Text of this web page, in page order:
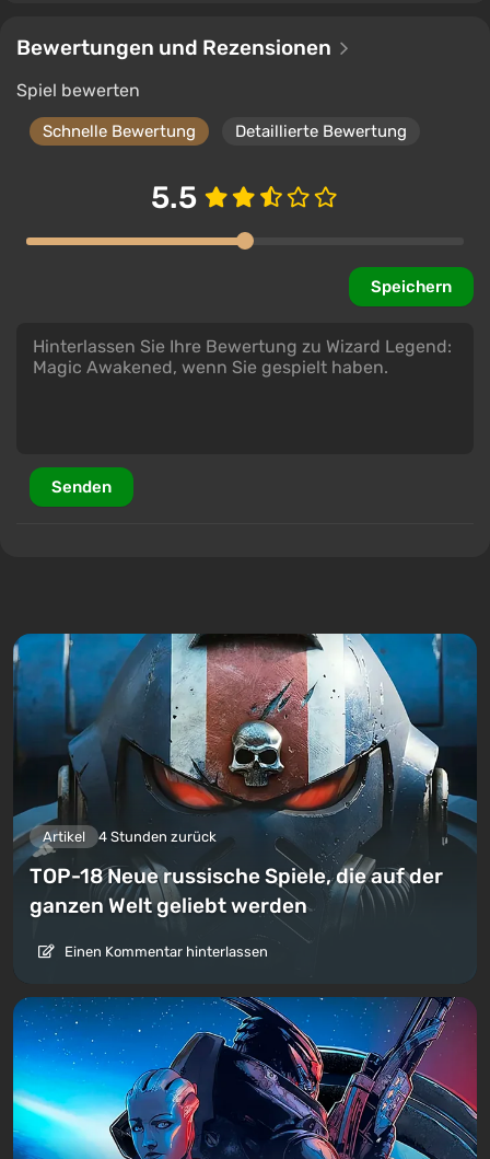
Bewertungen und Rezensionen
Spiel bewerten
Schnelle Bewertung Detaillierte Bewertung
5.5
Speichern
Senden
Artikel 4 Stunden zurück
TOP-18 Neue russische Spiele, die auf der
ganzen Welt geliebt werden
Einen Kommentar hinterlassen